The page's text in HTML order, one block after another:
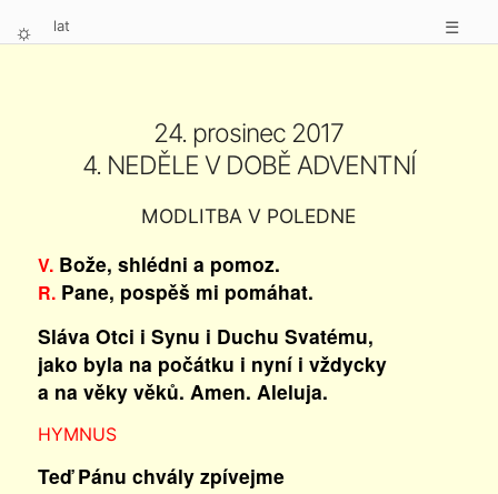
⛭ lat ☰
24. prosinec 2017
4. NEDĚLE V DOBĚ ADVENTNÍ
MODLITBA V POLEDNE
V.Bože, shlédni a pomoz.
R.Pane, pospěš mi pomáhat.
Sláva Otci i Synu i Duchu Svatému,
jako byla na počátku i nyní i vždycky
a na věky věků. Amen. Aleluja.
HYMNUS
Teď Pánu chvály zpívejme